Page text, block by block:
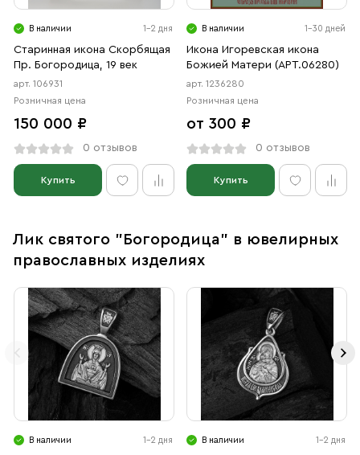
В наличии 1-2 дня
Старинная икона Скорбящая
Пр. Богородица, 19 век
арт. 106931
Розничная цена
150 000 ₽
0 отзывов
Купить
В наличии 1-30 дней
Икона Игоревская икона
Божией Матери (АРТ.06280)
арт. 1236280
Розничная цена
от 300 ₽
0 отзывов
Купить
Лик святого "Богородица" в ювелирных
православных изделиях
В наличии 1-2 дня В наличии 1-2 дня